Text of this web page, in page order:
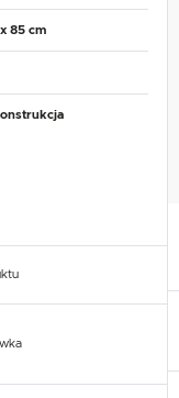
85 cm